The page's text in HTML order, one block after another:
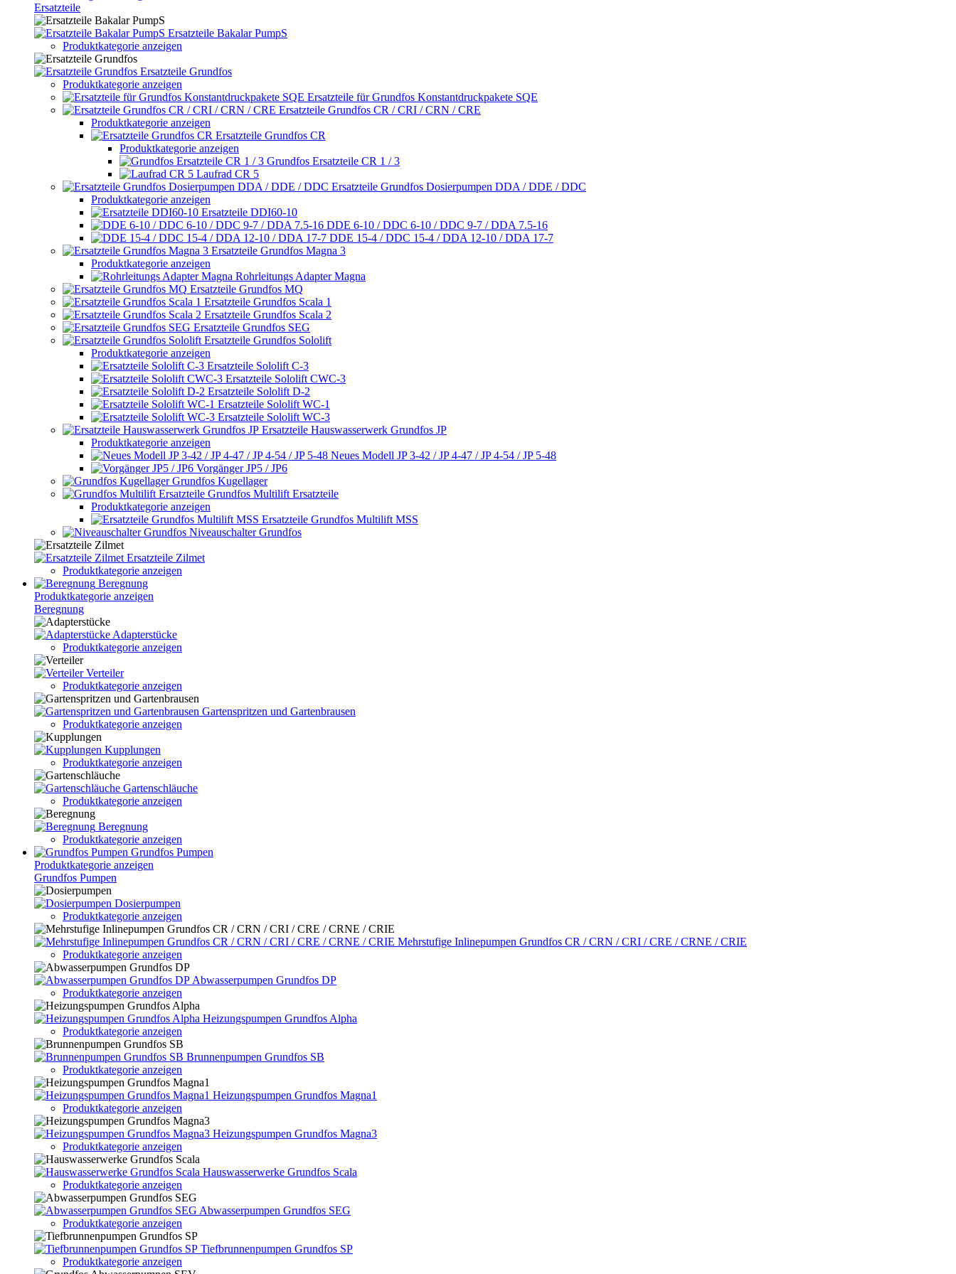
Ersatzteile
Ersatzteile Bakalar PumpS
Produktkategorie anzeigen
Ersatzteile Grundfos
Produktkategorie anzeigen
Ersatzteile für Grundfos Konstantdruckpakete SQE
Ersatzteile Grundfos CR / CRI / CRN / CRE
Produktkategorie anzeigen
Ersatzteile Grundfos CR
Produktkategorie anzeigen
Grundfos Ersatzteile CR 1 / 3
Laufrad CR 5
Ersatzteile Grundfos Dosierpumpen DDA / DDE / DDC
Produktkategorie anzeigen
Ersatzteile DDI60-10
DDE 6-10 / DDC 6-10 / DDC 9-7 / DDA 7.5-16
DDE 15-4 / DDC 15-4 / DDA 12-10 / DDA 17-7
Ersatzteile Grundfos Magna 3
Produktkategorie anzeigen
Rohrleitungs Adapter Magna
Ersatzteile Grundfos MQ
Ersatzteile Grundfos Scala 1
Ersatzteile Grundfos Scala 2
Ersatzteile Grundfos SEG
Ersatzteile Grundfos Sololift
Produktkategorie anzeigen
Ersatzteile Sololift C-3
Ersatzteile Sololift CWC-3
Ersatzteile Sololift D-2
Ersatzteile Sololift WC-1
Ersatzteile Sololift WC-3
Ersatzteile Hauswasserwerk Grundfos JP
Produktkategorie anzeigen
Neues Modell JP 3-42 / JP 4-47 / JP 4-54 / JP 5-48
Vorgänger JP5 / JP6
Grundfos Kugellager
Grundfos Multilift Ersatzteile
Produktkategorie anzeigen
Ersatzteile Grundfos Multilift MSS
Niveauschalter Grundfos
Ersatzteile Zilmet
Produktkategorie anzeigen
Beregnung
Produktkategorie anzeigen
Beregnung
Adapterstücke
Produktkategorie anzeigen
Verteiler
Produktkategorie anzeigen
Gartenspritzen und Gartenbrausen
Produktkategorie anzeigen
Kupplungen
Produktkategorie anzeigen
Gartenschläuche
Produktkategorie anzeigen
Beregnung
Produktkategorie anzeigen
Grundfos Pumpen
Produktkategorie anzeigen
Grundfos Pumpen
Dosierpumpen
Produktkategorie anzeigen
Mehrstufige Inlinepumpen Grundfos CR / CRN / CRI / CRE / CRNE / CRIE
Produktkategorie anzeigen
Abwasserpumpen Grundfos DP
Produktkategorie anzeigen
Heizungspumpen Grundfos Alpha
Produktkategorie anzeigen
Brunnenpumpen Grundfos SB
Produktkategorie anzeigen
Heizungspumpen Grundfos Magna1
Produktkategorie anzeigen
Heizungspumpen Grundfos Magna3
Produktkategorie anzeigen
Hauswasserwerke Grundfos Scala
Produktkategorie anzeigen
Abwasserpumpen Grundfos SEG
Produktkategorie anzeigen
Tiefbrunnenpumpen Grundfos SP
Produktkategorie anzeigen